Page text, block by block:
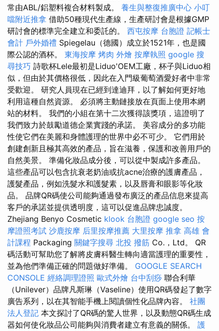
常由ABL/鋁塑料複合材料製成。 養生與整復推廣中心 小叮
噹附近推拿 借助50種現代生產線，生產研討會是根據GMP
研討會的標準完全建立和委託的。 西屯按摩 台胞證 記帳士
會計 戶外婚禮 Spiegelau（德國）成立於1521年，也是國
際公認的酒杯。 東海按摩 烤肉 外燴 按摩執照 google 搜
尋技巧 詩歌杯Lele最初是Liduo'OEM工廠，杯子與Liduo相
似，但由於其價格很低，因此在入門級葡萄酒愛好者中非常
受歡迎。 研究人員現在已經到達迪拜，以了解如何更好地
利用這種自然資源。 必須將主動鏈接放在頁面上使用本網
站的材料。 我們的小組在第十二次獲得該獎項，這證明了
我們致力於鼓勵道德企業實踐的承諾。 美容成分的多功能
性使它們在美麗和身體護理的世界中必不可少。 它們用於
創建創新且極其高效的產品，旨在滋養，保護和改善用戶的
自然美景。 準備化妝品成分後，可以從中製成許多產品。
這些產品可以包含抗衰老奶油或抗acne治療的護膚產品，
護髮產品，例如洗髮水和護髮素，以及唇膏和眼影等化妝
品。 品牌QR碼使公司能夠通過發布廣泛的產品信息來提高
客戶的承諾並提供透明度，這可以促進品牌忠誠度。
Zhejiang Benyo Cosmetic klook 台胞證 google seo 按
摩證照考試 沙鹿按摩 后里按摩推薦 大里按摩 推拿 高雄 會
計課程 Packaging 關鍵字搜尋 北投 撥筋 Co.，Ltd。 QR
碼活動可幫助您了解將皮膚科醫生轉向適當護理的重要性，
並為他們準備正確的問題做好準備。 GOOGLE SEARCH
CONSOLE 經絡調理證照 歐式外燴 台中刮痧 聯合利華
（Unilever）品牌凡斯琳（Vaseline）使用QR碼發起了數字
廣告系列，以在其智能手機上閱讀個性化品牌內容。 社團
法人登記 本文探討了QR碼的驚人世界，以及動態QR碼生成
器如何使化妝品公司能夠與消費者建立有意義的關係。 護